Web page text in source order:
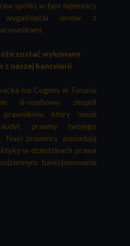
spółki, w tym tajemnicy
umów z
zostać wykonany
z naszej kancelarii
Ius Cogens w Toruniu
8-osobowy zespół
prawników, który może
audyt prawny twojego
Nasi prawnicy posiadają
w dziedzinach prawa
funkcjonowaniu